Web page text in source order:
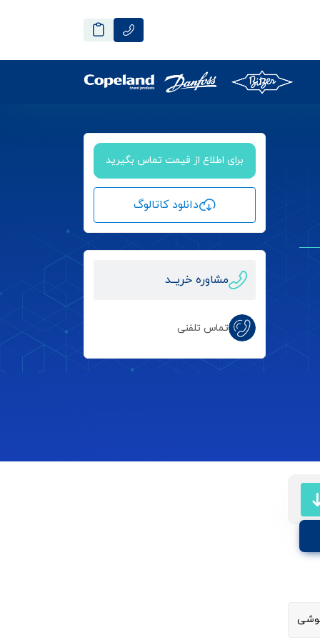
برای اطلاع از قیمت تماس بگیرید
دانلود کاتالوگ
مشاوره خریــد
تماس تلفنی